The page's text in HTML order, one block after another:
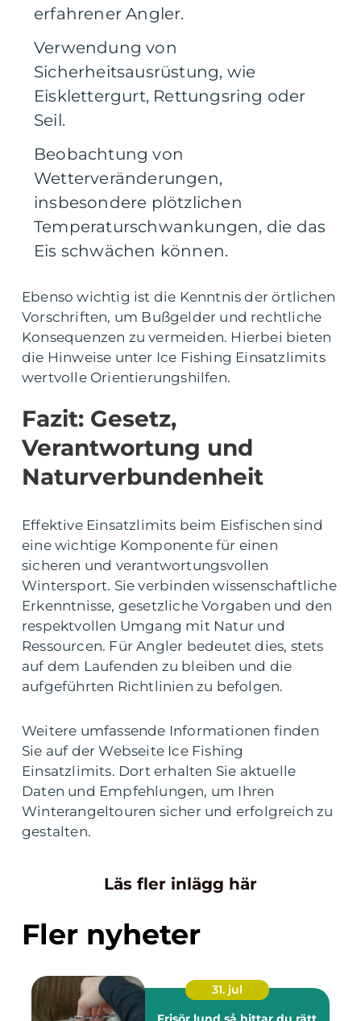
erfahrener Angler.
Verwendung von
Sicherheitsausrüstung, wie
Eisklettergurt, Rettungsring oder
Seil.
Beobachtung von
Wetterveränderungen,
insbesondere plötzlichen
Temperaturschwankungen, die das
Eis schwächen können.
Ebenso wichtig ist die Kenntnis der örtlichen
Vorschriften, um Bußgelder und rechtliche
Konsequenzen zu vermeiden. Hierbei bieten
die Hinweise unter Ice Fishing Einsatzlimits
wertvolle Orientierungshilfen.
Fazit: Gesetz,
Verantwortung und
Naturverbundenheit
Effektive Einsatzlimits beim Eisfischen sind
eine wichtige Komponente für einen
sicheren und verantwortungsvollen
Wintersport. Sie verbinden wissenschaftliche
Erkenntnisse, gesetzliche Vorgaben und den
respektvollen Umgang mit Natur und
Ressourcen. Für Angler bedeutet dies, stets
auf dem Laufenden zu bleiben und die
aufgeführten Richtlinien zu befolgen.
Weitere umfassende Informationen finden
Sie auf der Webseite Ice Fishing
Einsatzlimits. Dort erhalten Sie aktuelle
Daten und Empfehlungen, um Ihren
Winterangeltouren sicher und erfolgreich zu
gestalten.
Läs fler inlägg här
Fler nyheter
31. jul